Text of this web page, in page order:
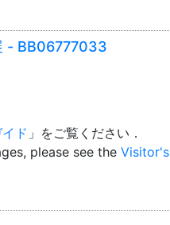
- BB06777033
ド 」をご覧ください．
please see the Visitor's